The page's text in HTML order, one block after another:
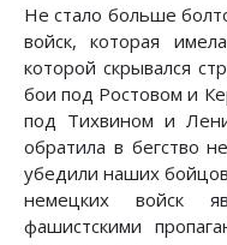
Не стало больше
войск, которая
которой скрывался
бои под Ростовом и
под Тихвином и
обратила в бегство
убедили наших
немецких войск
фашистскими